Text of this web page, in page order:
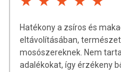
Hatékony a zsíros és
eltávolításában,
mosószereknek. Nem
adalékokat, így érzékeny